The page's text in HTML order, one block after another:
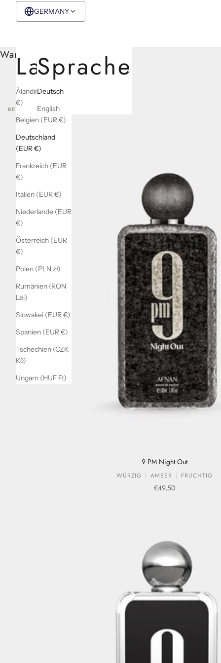
GERMANY
Land
Ålandinseln (EUR
€)
Belgien (EUR €)
Deutschland
(EUR €)
Frankreich (EUR
€)
Italien (EUR €)
Niederlande (EUR
€)
Österreich (EUR
€)
Polen (PLN zł)
Rumänien (RON
Lei)
Slowakei (EUR €)
Spanien (EUR €)
Tschechien (CZK
Kč)
Ungarn (HUF Ft)
Sprache
Deutsch
English
Warenkorb
BEST SELLERS
9 PM Night Out
WÜRZIG AMBER FRUCHTIG
Verkaufspreis
€49,50